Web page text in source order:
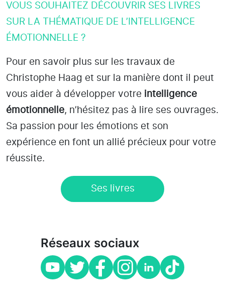
VOUS SOUHAITEZ DÉCOUVRIR SES LIVRES
SUR LA THÉMATIQUE DE L’INTELLIGENCE
ÉMOTIONNELLE ?
Pour en savoir plus sur les travaux de
Christophe Haag et sur la manière dont il peut
vous aider à développer votre intelligence
émotionnelle, n’hésitez pas à lire ses ouvrages.
Sa passion pour les émotions et son
expérience en font un allié précieux pour votre
réussite.
Ses livres
Réseaux sociaux